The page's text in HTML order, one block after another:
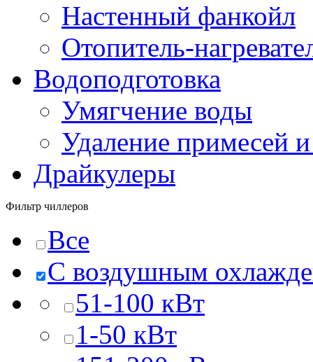
Настенный фанкойл
Отопитель-
Водоподготовка
Умягчение воды
Удаление примесей и
Драйкулеры
Фильтр чиллеров
Все
C воздушным
51-100 кВт
1-50 кВт